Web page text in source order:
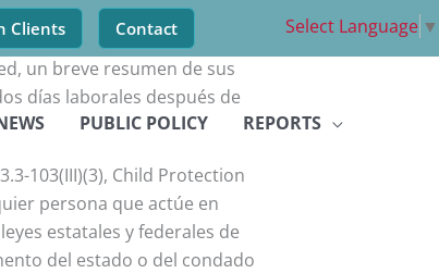
Select Language ▼
Clients Contact
PUBLIC POLICY REPORTS
un breve resumen de sus
días laborales después de
103(III)(3), Child Protection
persona que actúe en
estatales y federales de
del estado o del condado